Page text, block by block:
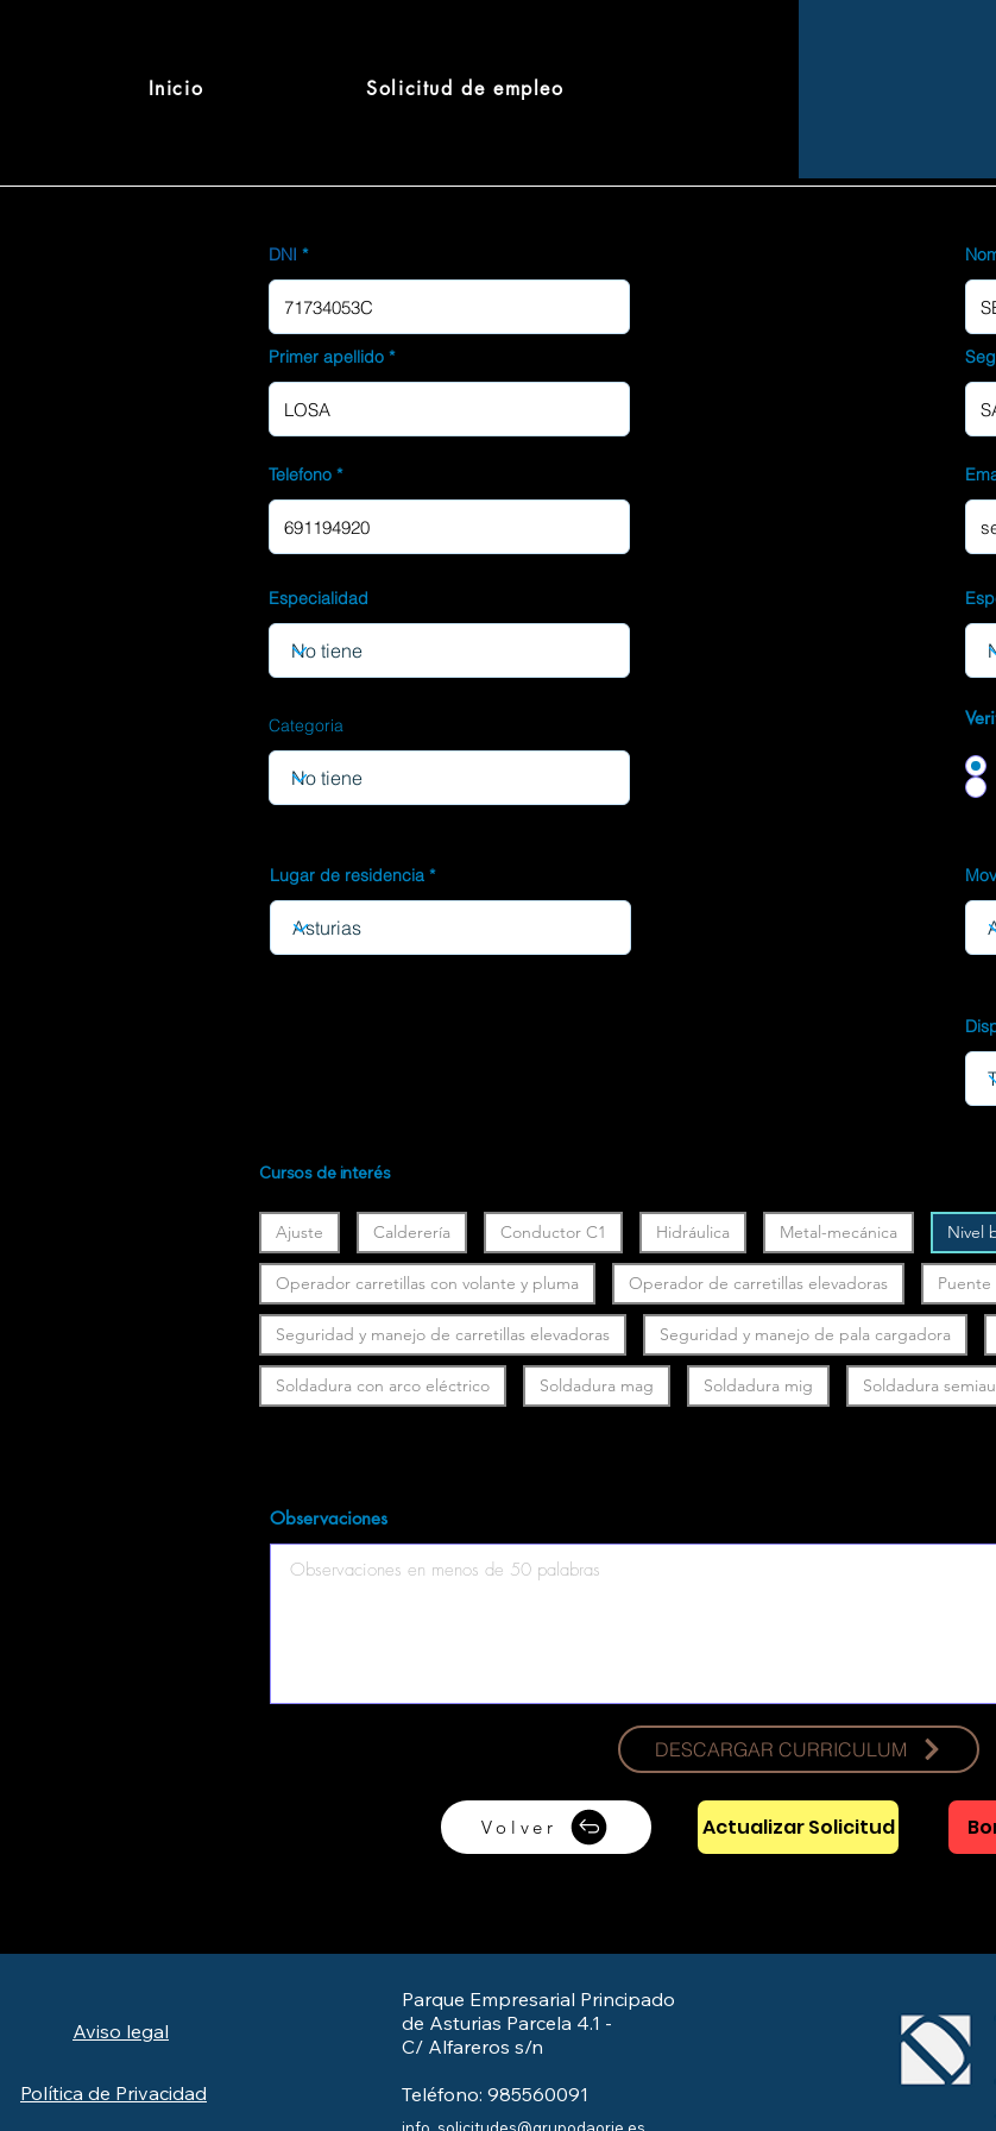
Inicio Solicitud de empleo
DNI
Primer apellido
Telefono
Especialidad
Categoria
Lugar de residencia
Cursos de interés
Ajuste Calderería Conductor C1 Hidráulica Metal-mecánica Nivel
Operador carretillas con volante y pluma Operador de carretillas elevadoras
Seguridad y manejo de carretillas elevadoras Seguridad y manejo de pala cargadora
Soldadura con arco eléctrico Soldadura mag Soldadura mig Soldadura
Observaciones
DESCARGAR CURRICULUM
Volver Actualizar Solicitud
Aviso legal
Política de Privacidad
Parque Empresarial Principado
de Asturias Parcela 4.1 -
C/ Alfareros s/n
Teléfono: 985560091